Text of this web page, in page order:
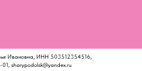
Ивановна, ИНН 503512354516,
sharypodolsk@yandex.ru